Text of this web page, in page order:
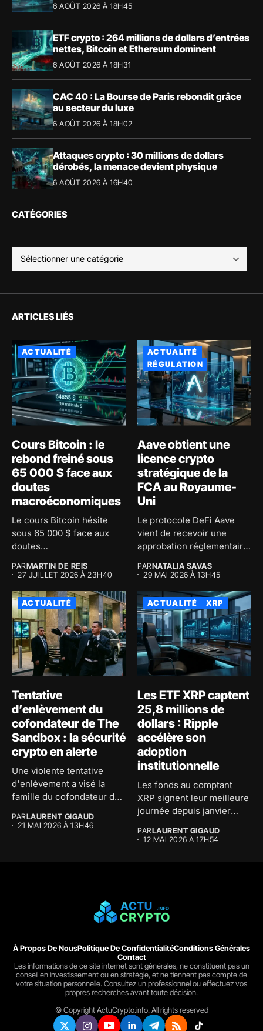
6 AOÛT 2026 À 18H45
ETF crypto : 264 millions de dollars d’entrées
nettes, Bitcoin et Ethereum dominent
6 AOÛT 2026 À 18H31
CAC 40 : La Bourse de Paris rebondit grâce
au secteur du luxe
6 AOÛT 2026 À 18H02
Attaques crypto : 30 millions de dollars
dérobés, la menace devient physique
6 AOÛT 2026 À 16H40
CATÉGORIES
ARTICLES LIÉS
ACTUALITÉ
Cours Bitcoin : le
rebond freiné sous
65 000 $ face aux
doutes
macroéconomiques
Le cours Bitcoin hésite
sous 65 000 $ face aux
doutes
PARMARTIN DE REIS
27 JUILLET 2026 À 23H40
ACTUALITÉ
RÉGULATION
Aave obtient une
licence crypto
stratégique de la
FCA au Royaume-
Uni
Le protocole DeFi Aave
vient de recevoir une
approbation réglementaire
PARNATALIA SAVAS
29 MAI 2026 À 13H45
ACTUALITÉ
Tentative
d’enlèvement du
cofondateur de The
Sandbox : la sécurité
crypto en alerte
Une violente tentative
d'enlèvement a visé la
famille du cofondateur de
PARLAURENT GIGAUD
21 MAI 2026 À 13H46
ACTUALITÉ XRP
Les ETF XRP captent
25,8 millions de
dollars : Ripple
accélère son
adoption
institutionnelle
Les fonds au comptant
XRP signent leur meilleure
journée depuis janvier
PARLAURENT GIGAUD
12 MAI 2026 À 17H54
À Propos De NousPolitique De ConfidentialitéConditions Générales
Contact
Les informations de ce site internet sont générales, ne constituent pas un
conseil en investissement ou en stratégie, et ne tiennent pas compte de
votre situation personnelle. Consultez un professionnel ou effectuez vos
propres recherches avant toute décision.
© Copyright ActuCrypto.info. All rights reserved